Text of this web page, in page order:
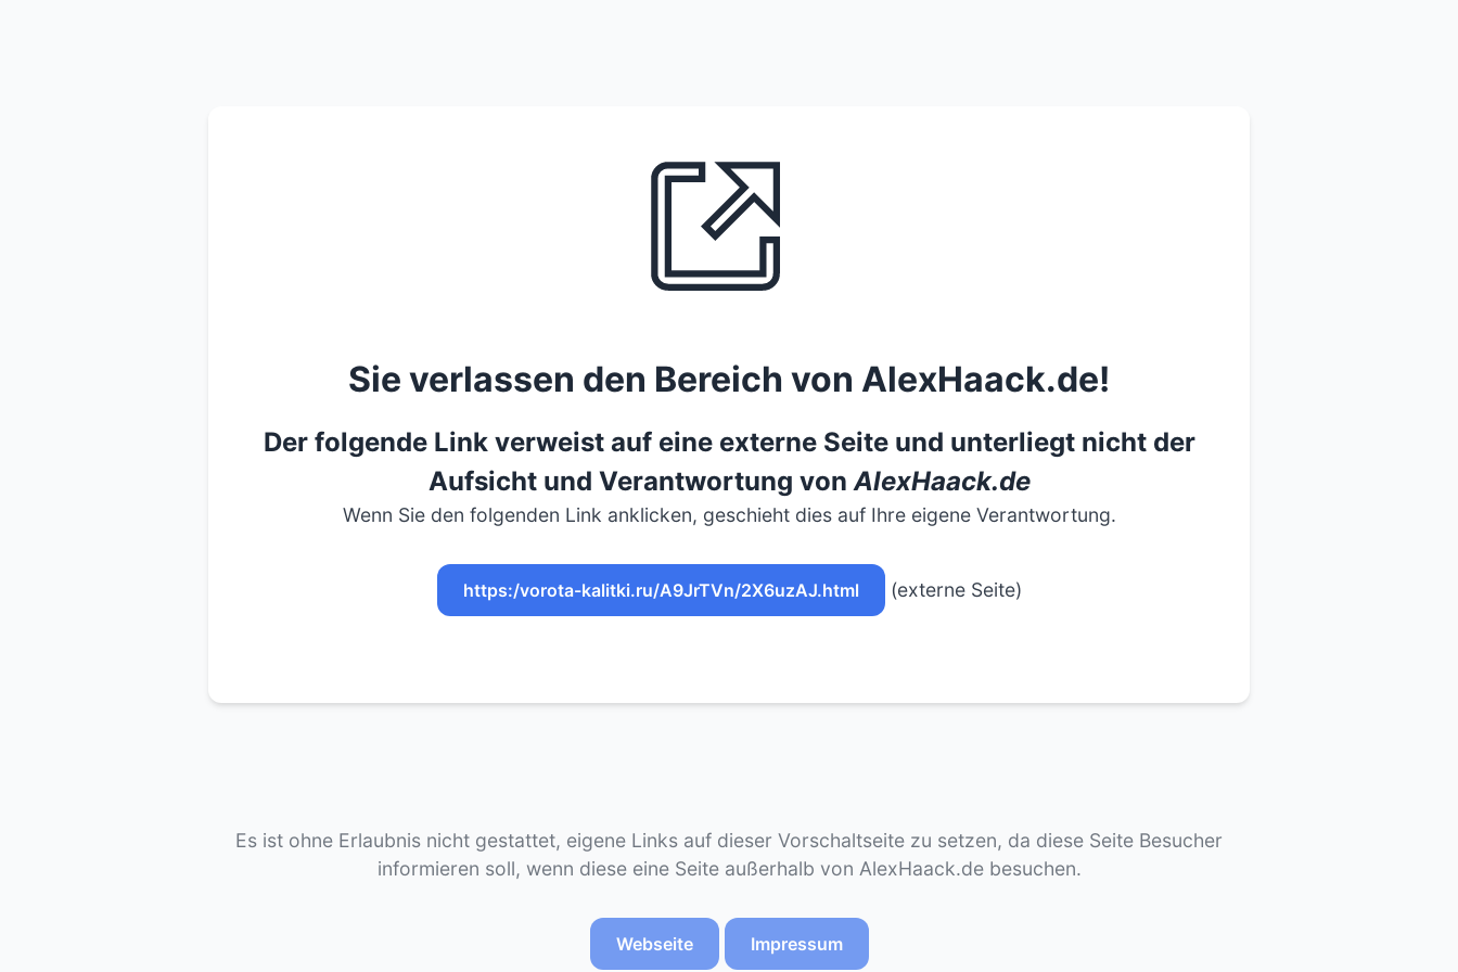
Sie verlassen den Bereich von AlexHaack.de!
Der folgende Link verweist auf eine externe Seite und unterliegt nicht der
Aufsicht und Verantwortung vonAlexHaack.de
Wenn Sie den folgenden Link anklicken, geschieht dies auf Ihre eigene Verantwortung.
https:/vorota-kalitki.ru/A9JrTVn/2X6uzAJ.html (externe Seite)
Es ist ohne Erlaubnis nicht gestattet, eigene Links auf dieser Vorschaltseite zu setzen, da diese Seite Besucher
informieren soll, wenn diese eine Seite außerhalb von AlexHaack.de besuchen.
Webseite Impressum